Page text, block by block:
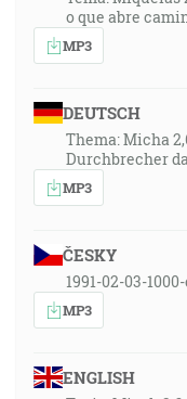
o que abre
MP3
DEUTSCH
Thema: Micha
Durchbrecher
MP3
ČESKY
1991-02-03-
MP3
ENGLISH